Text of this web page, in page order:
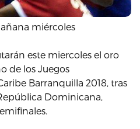
miércoles
este miercoles el oro
de los Juegos
Barranquilla 2018, tras
Dominicana,